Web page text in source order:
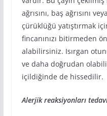
ağrısını, baş ağrısını
çürüklüğü yatıştırmak
fincanınızı bitirmeden
alabilirsiniz. Isırgan
ve daha doğrudan
içildiğinde de hissedilir.
Alerjik reaksiyonları